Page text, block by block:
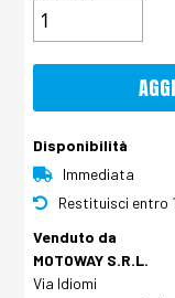
Disponibilità
Immediata
Restituisci entro
Venduto da
MOTOWAY S.R.L.
Via Idiomi